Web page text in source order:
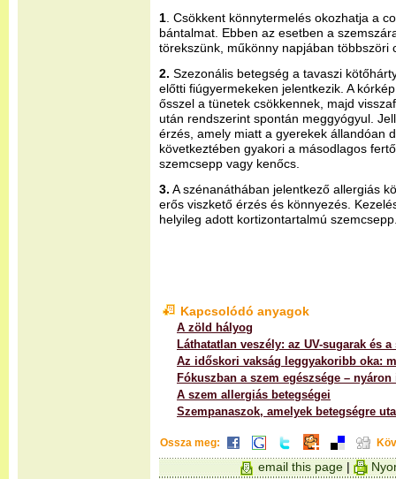
1 . Csökkent könnytermelés okozhatja a
bántalmat. Ebben az esetben a
törekszünk, műkönny napjában többszöri
2. Szezonális betegség a tavaszi
előtti fiúgyermekeken jelentkezik. A
ősszel a tünetek csökkennek, majd
után rendszerint spontán meggyógyul.
érzés, amely miatt a gyerekek állandóan
következtében gyakori a másodlagos
szemcsepp vagy kenőcs.
3. A szénanáthában jelentkező allergiás
erős viszkető érzés és könnyezés.
helyileg adott kortizontartalmú
Kapcsolódó anyagok
A zöld hályog
Láthatatlan veszély: az UV-sugarak és a
Az időskori vakság leggyakoribb oka:
Fókuszban a szem egészsége – nyáron
A szem allergiás betegségei
Szempanaszok, amelyek betegségre
Ossza meg:
email this page |